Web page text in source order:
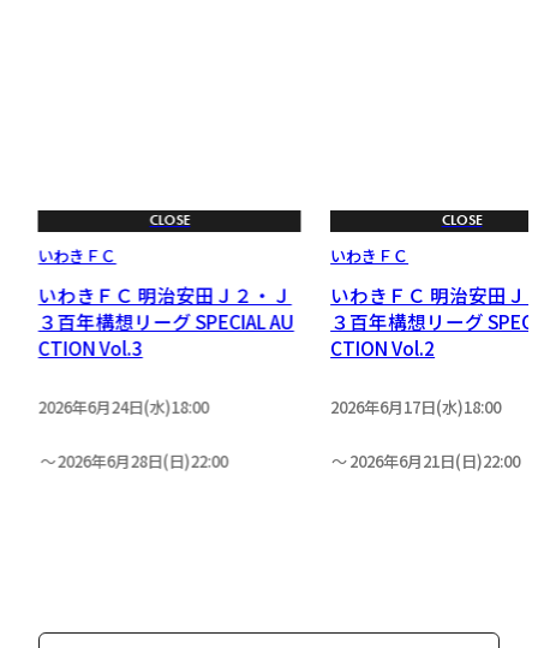
CLOSE
いわきＦＣ
いわきＦＣ 明治安田Ｊ２・Ｊ
３百年構想リーグ SPECIAL AU
CTION Vol.3
2026年6月24日(水)18:00
2026年6月28日(日)22:00
CLOSE
いわきＦＣ
いわきＦＣ 明治安田Ｊ
３百年構想リーグ
CTION Vol.2
2026年6月17日(水)18:00
2026年6月21日(日)22:00